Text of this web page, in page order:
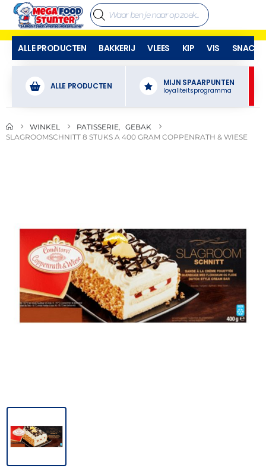
ALLE PRODUCTEN BAKKERIJ VLEES KIP VIS SNACKS
ALLE PRODUCTEN MIJN SPAARPUNTEN
loyaliteitsprogramma
WINKEL PATISSERIE
GEBAK
SLAGROOMSCHNITT 8 STUKS A 400 GRAM COPPENRATH & WIESE